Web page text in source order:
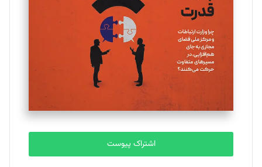
تحریریه
ملینا جعفری
تحریریه
مصطفی مسجدی آرانی
تحریریه
بابک نقاش
اشتراک پیوست